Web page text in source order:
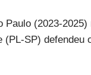
(2023-
SP) defendeu